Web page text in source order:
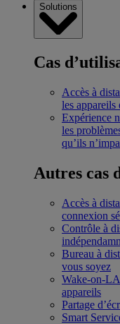
Solutions
Cas
Accès à
les appareils
Expérience
les
qu’ils
Autres cas
Accès à
connexion
Contrôle à
Bureau à
vous soyez
Wake-on-
appareils
Partage
Smart